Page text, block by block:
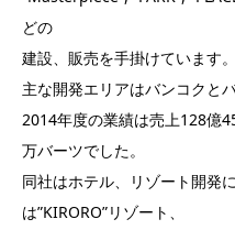
どの
建設、販売を手掛けています。
主な開発エリアはバンコクと
2014年度の業績は売上128億
万バーツでした。
同社はホテル、リゾート開発
は”KIRORO”リゾート、